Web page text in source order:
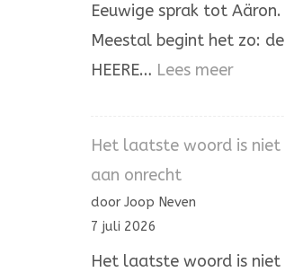
Eeuwige sprak tot Aäron.
Meestal begint het zo: de
HEERE… Lees meer:
Het laatste woord is niet
aan onrecht
door Joop Neven
7 juli 2026
Het laatste woord is niet